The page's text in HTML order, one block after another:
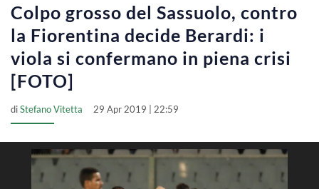
Colpo grosso del Sassuolo, contro
la Fiorentina decide Berardi: i
viola si confermano in piena crisi
[FOTO]
diStefano Vitetta 29 Apr 2019 | 22:59